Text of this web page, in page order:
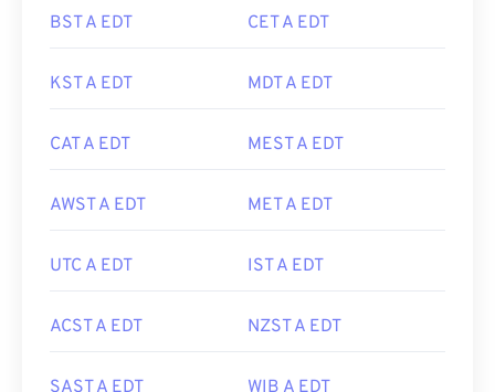
BST A EDT CET A EDT
KST A EDT MDT A EDT
CAT A EDT MEST A EDT
AWST A EDT MET A EDT
UTC A EDT IST A EDT
ACST A EDT NZST A EDT
SAST A EDT WIB A EDT